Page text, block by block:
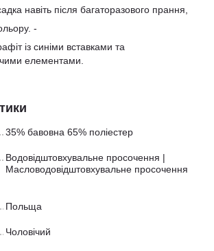
навіть після багаторазового прання,
-
із синіми вставками та
елементами.
35% бавовна 65% поліестер
Водовідштовхувальне просочення |
Масловодовідштовхувальне просочення
Польща
Чоловічий